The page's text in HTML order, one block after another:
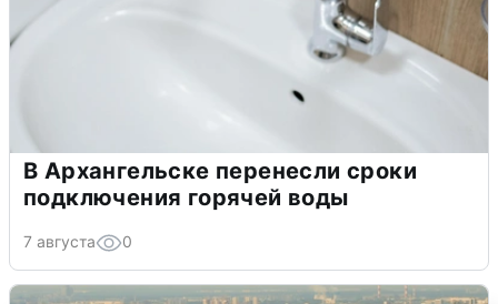
В Архангельске перенесли сроки
подключения горячей воды
7 августа 0